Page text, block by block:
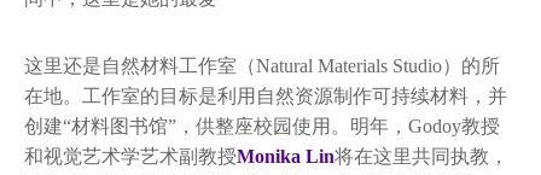
这里还是自然材料工作室（Natural Materials Studio）的所
在地。工作室的目标是利用自然资源制作可持续材料，并
创建“材料图书馆”，供整座校园使用。明年，Godoy教授
和视觉艺术学艺术副教授Monika Lin将在这里共同执教，